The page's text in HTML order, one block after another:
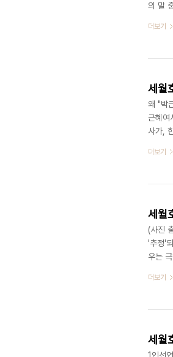
의 말
도 최
할 수
더보기
세월
왜 "박
근혜여
사가,
사학
대한
더보기
세월
(사진
'추정'
우는
교사
상식적
더보기
세월